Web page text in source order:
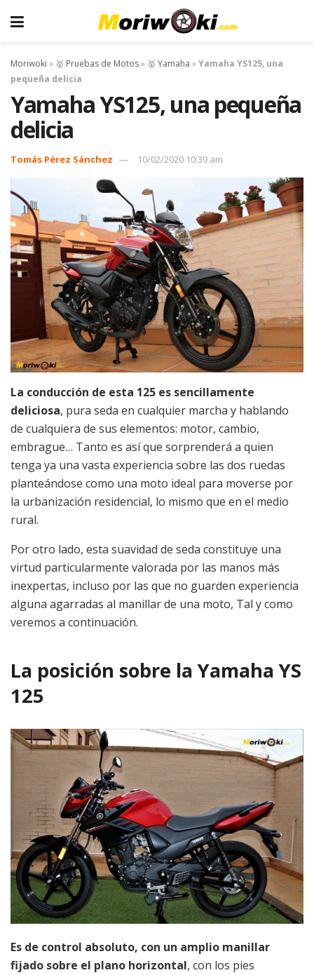
Moriwoki » 🥇 Pruebas de Motos» 🥇 Yamaha »Yamaha YS125, una
pequeña delicia
Yamaha YS125, una pequeña
delicia
Tomás Pérez Sánchez 10/02/2020 10:39 am
La conducción de esta 125 es sencillamente
deliciosa, pura seda en cualquier marcha y hablando
de cualquiera de sus elementos: motor, cambio,
embrague… Tanto es así que sorprenderá a quien
tenga ya una vasta experiencia sobre las dos ruedas
planteándose como una moto ideal para moverse por
la urbanización residencial, lo mismo que en el medio
rural.
Por otro lado, esta suavidad de seda constituye una
virtud particularmente valorada por las manos más
inexpertas, incluso por las que no guarden experiencia
alguna agarradas al manillar de una moto, Tal y como
veremos a continuación.
La posición sobre la Yamaha YS
125
Es de control absoluto, con un amplio manillar
fijado sobre el plano horizontal, con los pies